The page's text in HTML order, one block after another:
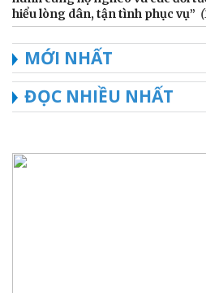
hiểu lòng dân, tận tình phục vụ”
MỚI NHẤT
ĐỌC NHIỀU NHẤT